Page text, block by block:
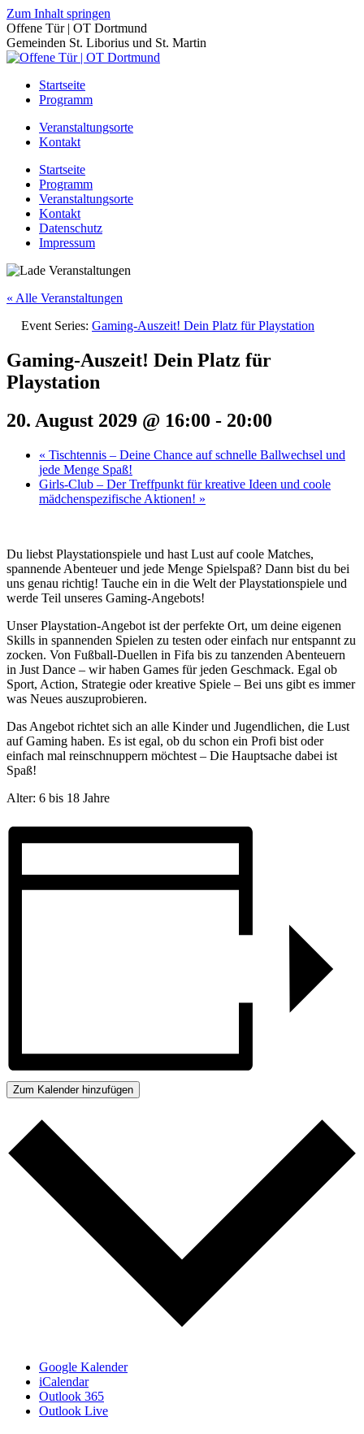
Zum Inhalt springen
Offene Tür | OT Dortmund
Gemeinden St. Liborius und St. Martin
Startseite
Programm
Veranstaltungsorte
Kontakt
Startseite
Programm
Veranstaltungsorte
Kontakt
Datenschutz
Impressum
« Alle Veranstaltungen
Event Series: Gaming-Auszeit! Dein Platz für Playstation
Gaming-Auszeit! Dein Platz für
Playstation
20. August 2029 @ 16:00 - 20:00
« Tischtennis – Deine Chance auf schnelle Ballwechsel und
jede Menge Spaß!
Girls-Club – Der Treffpunkt für kreative Ideen und coole
mädchenspezifische Aktionen! »
Du liebst Playstationspiele und hast Lust auf coole Matches,
spannende Abenteuer und jede Menge Spielspaß? Dann bist du bei
uns genau richtig! Tauche ein in die Welt der Playstationspiele und
werde Teil unseres Gaming-Angebots!
Unser Playstation-Angebot ist der perfekte Ort, um deine eigenen
Skills in spannenden Spielen zu testen oder einfach nur entspannt zu
zocken. Von Fußball-Duellen in Fifa bis zu tanzenden Abenteuern
in Just Dance – wir haben Games für jeden Geschmack. Egal ob
Sport, Action, Strategie oder kreative Spiele – Bei uns gibt es immer
was Neues auszuprobieren.
Das Angebot richtet sich an alle Kinder und Jugendlichen, die Lust
auf Gaming haben. Es ist egal, ob du schon ein Profi bist oder
einfach mal reinschnuppern möchtest – Die Hauptsache dabei ist
Spaß!
Alter: 6 bis 18 Jahre
Zum Kalender hinzufügen
Google Kalender
iCalendar
Outlook 365
Outlook Live